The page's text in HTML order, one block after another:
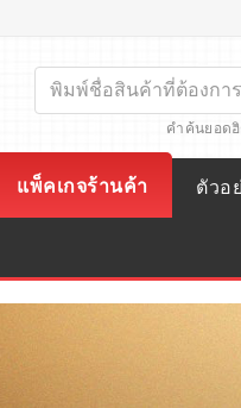
คำค้นยอดฮิ
แพ็คเกจร้านค้า ตัวอ